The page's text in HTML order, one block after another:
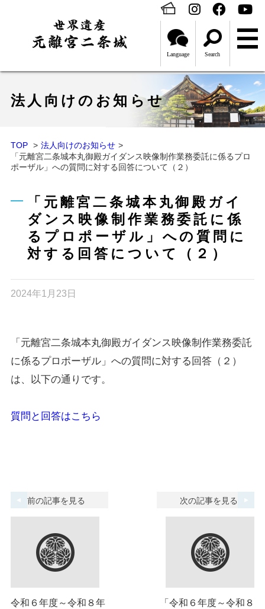
Language Search
法人向けのお知らせ
TOP
法人向けのお知らせ
「元離宮二条城本丸御殿ガイダンス映像制作業務委託に係るプロ
ポーザル」への質問に対する回答について（２）
「元離宮二条城本丸御殿ガイ
ダンス映像制作業務委託に係
るプロポーザル」への質問に
対する回答について（２）
2024年1月23日
「元離宮二条城本丸御殿ガイダンス映像制作業務委託
に係るプロポーザル」への質問に対する回答（２）
は、以下の通りです。
質問と回答はこちら
前の記事を見る
令和６年度～令和８年
次の記事を見る
「令和６年度～令和８